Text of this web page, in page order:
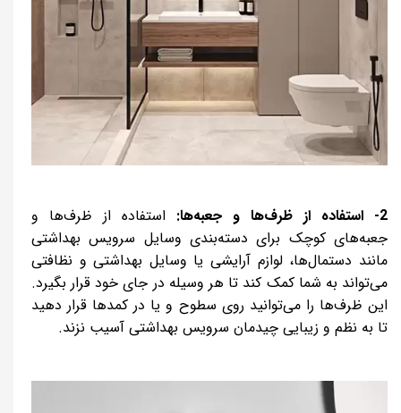
2- استفاده از ظرف‌ها و جعبه‌ها:
استفاده از ظرف‌ها و
جعبه‌های کوچک برای دسته‌بندی وسایل سرویس بهداشتی
مانند دستمال‌ها، لوازم آرایشی یا وسایل بهداشتی و نظافتی
می‌تواند به شما کمک کند تا هر وسیله در جای خود قرار بگیرد.
این ظرف‌ها را می‌توانید روی سطوح و یا در کمد‌ها قرار دهید
تا به نظم و زیبایی چیدمان سرویس بهداشتی آسیب نزند.